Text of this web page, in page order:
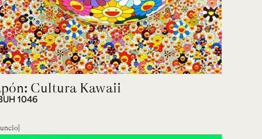
Cultura Kawaii
1046